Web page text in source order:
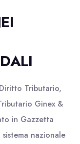
Tributario,
Ginex &
in Gazzetta
nazionale